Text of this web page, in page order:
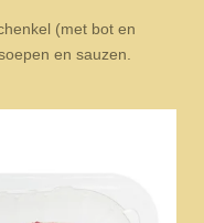
(met bot en
en sauzen.